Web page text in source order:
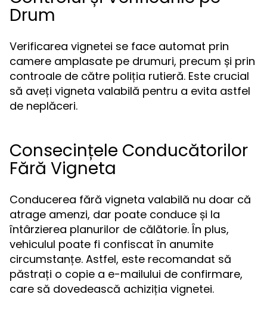
Drum
Verificarea vignetei se face automat prin
camere amplasate pe drumuri, precum și prin
controale de către poliția rutieră. Este crucial
să aveți vigneta valabilă pentru a evita astfel
de neplăceri.
Consecințele Conducătorilor
Fără Vigneta
Conducerea fără vigneta valabilă nu doar că
atrage amenzi, dar poate conduce și la
întârzierea planurilor de călătorie. În plus,
vehiculul poate fi confiscat în anumite
circumstanțe. Astfel, este recomandat să
păstrați o copie a e-mailului de confirmare,
care să dovedească achiziția vignetei.